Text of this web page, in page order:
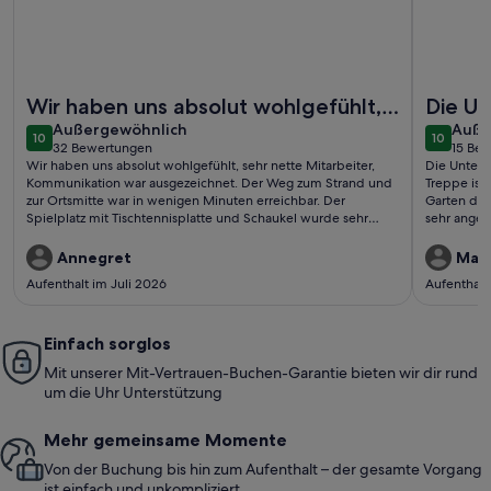
Wir haben uns absolut wohlgefühlt,
sehr nette Mitarbeiter,
Kommunikation war ausgezeichnet.
Der We..
1010 von 10
Außergewöhnlich
außergewöhnlich
32 Bewertungen
(32
bewertungen)
Wir haben uns absolut wohlgefühlt, sehr nette Mitarbeiter,
Kommunikation war ausgezeichnet. Der Weg zum Strand und
zur Ortsmitte war in wenigen Minuten erreichbar. Der
Spielplatz mit Tischtennisplatte und Schaukel wurde sehr
weiter empfehlen kann.
Annegret
Aufenthalt im Juli 2026
Die
leider
1010 von
15
(15
Die
Treppe ist
Garten
sehr
und
Einfach sorglos
Mit unserer Mit-Vertrauen-Buchen-Garantie bieten wir dir rund
um die Uhr Unterstützung
Mehr gemeinsame Momente
Von der Buchung bis hin zum Aufenthalt – der gesamte Vorgang